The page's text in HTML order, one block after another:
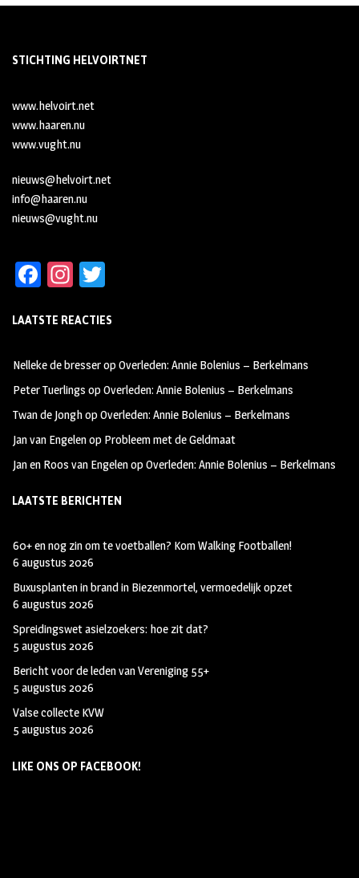
STICHTING HELVOIRTNET
www.helvoirt.net
www.haaren.nu
www.vught.nu
nieuws@helvoirt.net
info@haaren.nu
nieuws@vught.nu
Fa
b
oo
k
In
ag
m
tt
LAATSTE REACTIES
Nelleke de bresseropOverleden: Annie Bolenius – Berkelmans
Peter Tuerlings opOverleden: Annie Bolenius – Berkelmans
Twan de JonghopOverleden: Annie Bolenius – Berkelmans
Jan van Engelenop Probleem met de Geldmaat
Jan en Roos van EngelenopOverleden: Annie Bolenius – Berkelmans
LAATSTE BERICHTEN
60+ en nog zin om te voetballen? Kom Walking Footballen!
6 augustus 2026
Buxusplanten in brand in Biezenmortel, vermoedelijk opzet
6 augustus 2026
Spreidingswet asielzoekers: hoe zit dat?
5 augustus 2026
Bericht voor de leden van Vereniging 55+
5 augustus 2026
Valse collecte KVW
5 augustus 2026
LIKE ONS OP FACEBOOK!